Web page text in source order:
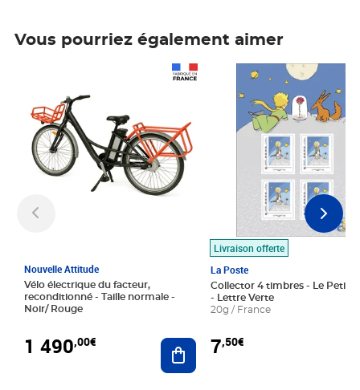
Vous pourriez également aimer
Nouvelle Attitude
Vélo électrique du facteur,
reconditionné - Taille normale -
Noir/ Rouge
1 490,00€ Ajouter au panier
Livraison offerte
La Poste
Collector 4 timbres - Le Petit
- Lettre Verte
20g / France
7,50€
Prix 7,50€